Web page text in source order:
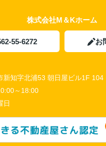
株式会社M＆Kホーム
55-6272 お
新知字北浦53 朝日屋ビル1F 104
～18:00
日